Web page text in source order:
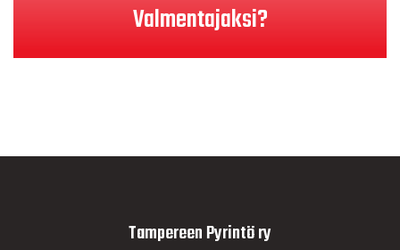
Valmentajaksi?
Tampereen Pyrintö ry